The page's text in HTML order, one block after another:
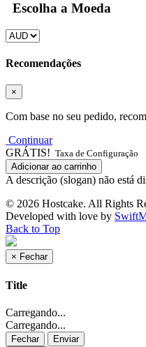
Escolha a Moeda
Recomendações
×
Com base no seu pedido,
Continuar
GRÁTIS! Taxa de Configuração
Adicionar ao carrinho
A descrição (slogan) não está
© 2026 Hostcake. All Rights
Developed with love by
Back to Top
× Fechar
Title
Carregando...
Carregando...
Fechar
Enviar